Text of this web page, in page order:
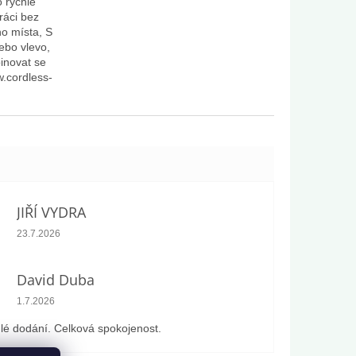
bez
místa, S
vlevo,
se
JIŘÍ VYDRA
Hodnocení obchodu je 5 z 5 hvězdiček.
23.7.2026
David Duba
Hodnocení obchodu je 5 z 5 hvězdiček.
1.7.2026
dodání. Celková spokojenost.